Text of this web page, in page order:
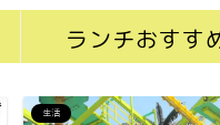
ランチおすす
生活